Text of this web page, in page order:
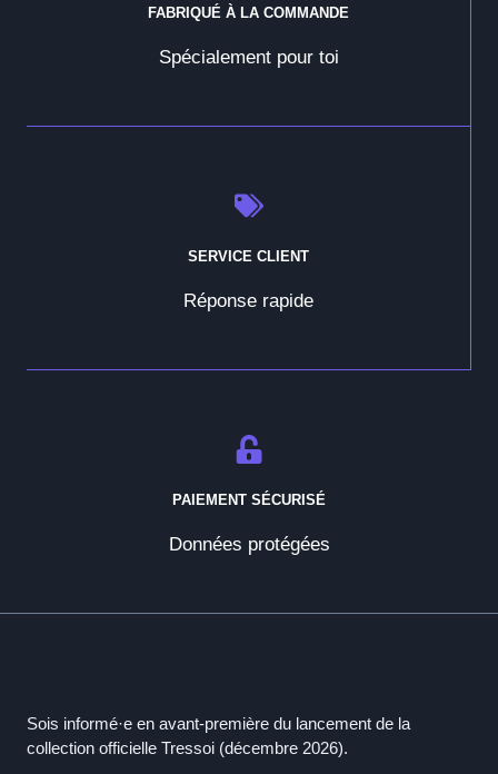
FABRIQUÉ À LA COMMANDE
Spécialement pour toi
SERVICE CLIENT
Réponse rapide
PAIEMENT SÉCURISÉ
Données protégées
Sois informé·e en avant-première du lancement de la
collection officielle Tressoi (décembre 2026).